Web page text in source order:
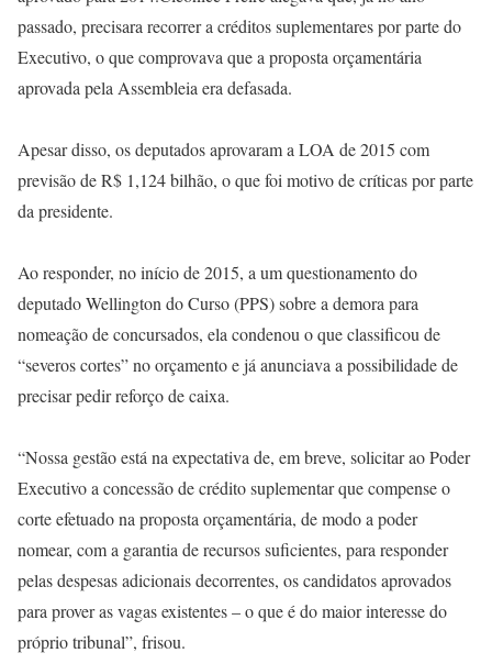
passado, precisara recorrer a créditos suplementares por parte do
Executivo, o que comprovava que a proposta orçamentária
aprovada pela Assembleia era defasada.
Apesar disso, os deputados aprovaram a LOA de 2015 com
previsão de R$ 1,124 bilhão, o que foi motivo de críticas por parte
da presidente.
Ao responder, no início de 2015, a um questionamento do
deputado Wellington do Curso (PPS) sobre a demora para
nomeação de concursados, ela condenou o que classificou de
“severos cortes” no orçamento e já anunciava a possibilidade de
precisar pedir reforço de caixa.
“Nossa gestão está na expectativa de, em breve, solicitar ao Poder
Executivo a concessão de crédito suplementar que compense o
corte efetuado na proposta orçamentária, de modo a poder
nomear, com a garantia de recursos suficientes, para responder
pelas despesas adicionais decorrentes, os candidatos aprovados
para prover as vagas existentes – o que é do maior interesse do
próprio tribunal”, frisou.